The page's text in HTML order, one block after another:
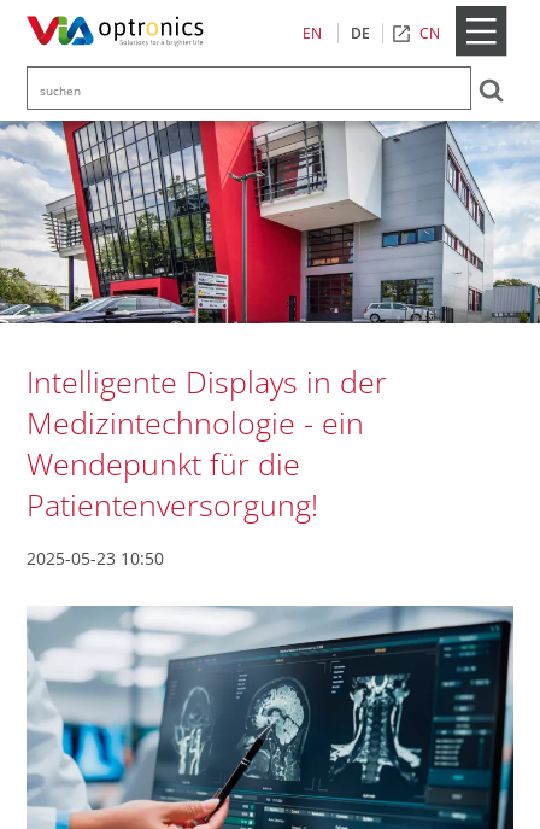
EN DE CN
Intelligente Displays in der
Medizintechnologie - ein
Wendepunkt für die
Patientenversorgung!
2025-05-23 10:50